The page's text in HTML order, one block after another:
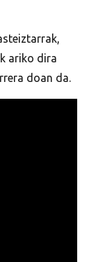
ariko dira
doan da.